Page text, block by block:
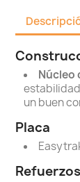
Núcleo
un buen
Placa
Refuerzos